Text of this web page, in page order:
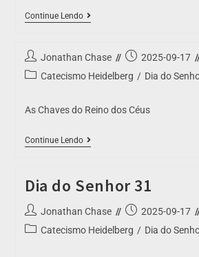
Continue Lendo
Jonathan Chase
2025-09-17
Catecismo Heidelberg / Dia do
As Chaves do Reino dos Céus
Continue Lendo
Dia do Senhor 31
Jonathan Chase
2025-09-17
Catecismo Heidelberg / Dia do